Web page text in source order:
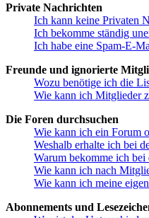
Private Nachrichten
Ich kann keine Privaten
Ich bekomme ständig
Ich habe eine Spam-E-
Freunde und ignorierte
Wozu benötige ich die
Wie kann ich Mitglieder
Die Foren durchsuchen
Wie kann ich ein Forum
Weshalb erhalte ich bei
Warum bekomme ich bei
Wie kann ich nach
Wie kann ich meine
Abonnements und